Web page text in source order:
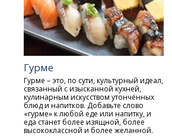
Гурме
Гурме – это, по сути, культурный идеал,
связанный с изысканной кухней,
кулинарным искусством утончённых
блюд и напитков. Добавьте слово
«гурме» к любой еде или напитку, и
еда станет более изящной, более
высококлассной и более желанной.